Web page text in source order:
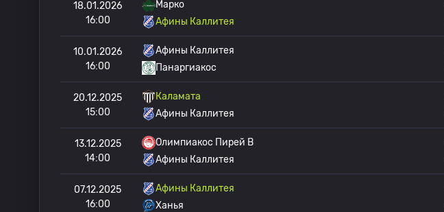
18.01.2026
16:00
Марко
Афины Каллитея
10.01.2026
16:00
Афины Каллитея
Панаргиакос
20.12.2025
15:00
Каламата
Афины Каллитея
13.12.2025
14:00
Олимпиакос Пирей B
Афины Каллитея
07.12.2025
16:00
Афины Каллитея
Ханья